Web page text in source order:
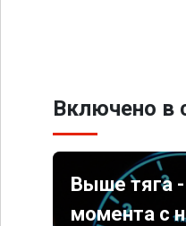
Включено в
Выше тяга -
момента с